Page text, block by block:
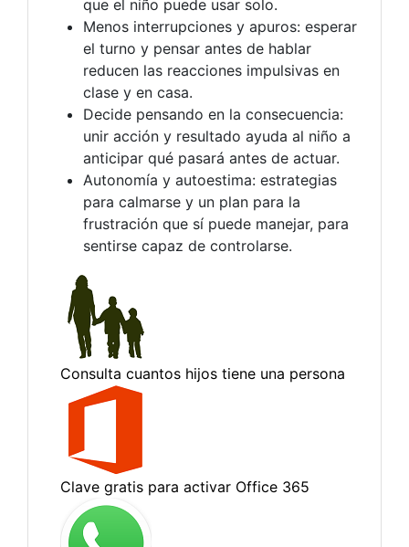
que el niño puede usar solo.
Menos interrupciones y apuros: esperar
el turno y pensar antes de hablar
reducen las reacciones impulsivas en
clase y en casa.
Decide pensando en la consecuencia:
unir acción y resultado ayuda al niño a
anticipar qué pasará antes de actuar.
Autonomía y autoestima: estrategias
para calmarse y un plan para la
frustración que sí puede manejar, para
sentirse capaz de controlarse.